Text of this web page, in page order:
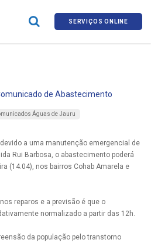
SERVIÇOS ONLINE
de Abastecimento
Águas de Jauru
a uma manutenção emergencial de
Rui Barbosa, o abastecimento poderá
(14.04), nos bairros Cohab Amarela e
reparos e a previsão é que o
normalizado a partir das 12h.
da população pelo transtorno